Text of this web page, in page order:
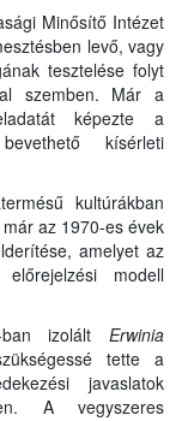
Minősítő Intézet
levő, vagy
tesztelése folyt
szemben. Már a
képezte a
kísérleti
kultúrákban
az 1970-es évek
amelyet az
modell
izolált Erwinia
tette a
javaslatok
A vegyszeres